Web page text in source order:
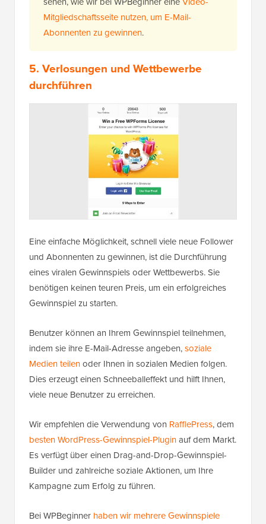
Mitgliedschaftsseite nutzen, um E-Mail-
Abonnenten zu gewinnen.
5. Verlosungen und Wettbewerbe
durchführen
Eine einfache Möglichkeit, schnell viele neue Follower
und Abonnenten zu gewinnen, ist die Durchführung
eines viralen Gewinnspiels oder Wettbewerbs. Sie
benötigen keinen teuren Preis, um ein erfolgreiches
Gewinnspiel zu starten.
Benutzer können an Ihrem Gewinnspiel teilnehmen,
indem sie ihre E-Mail-Adresse angeben,soziale
Medien teilenoder Ihnen in sozialen Medien folgen.
Dies erzeugt einen Schneeballeffekt und hilft Ihnen,
viele neue Benutzer zu erreichen.
Wir empfehlen die Verwendung von RafflePress, dem
besten WordPress-Gewinnspiel-Pluginauf dem Markt.
Es verfügt über einen Drag-and-Drop-Gewinnspiel-
Builder und zahlreiche soziale Aktionen, um Ihre
Kampagne zum Erfolg zu führen.
Bei WPBeginner haben wir mehrere Gewinnspiele